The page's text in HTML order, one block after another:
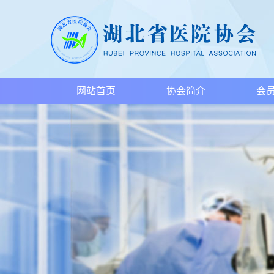
网站首页 协会简介 会